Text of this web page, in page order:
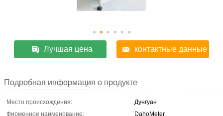
Лучшая цена контактные данные
Подробная информация о продукте
Место происхождения:
Дунгуан
Фирменное наименование:
DahoMeter